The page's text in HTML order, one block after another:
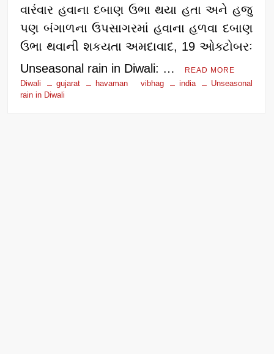
વારંવાર હવાના દબાણ ઉભા થયા હતા અને હજુ
પણ બંગાળના ઉપસાગરમાં હવાના હળવા દબાણ
ઉભા થવાની શકયતા અમદાવાદ, 19 ઓક્ટોબરઃ
Unseasonal rain in Diwali: …
READ MORE
Diwali gujarat havaman vibhag india
Unseasonal
rain in Diwali